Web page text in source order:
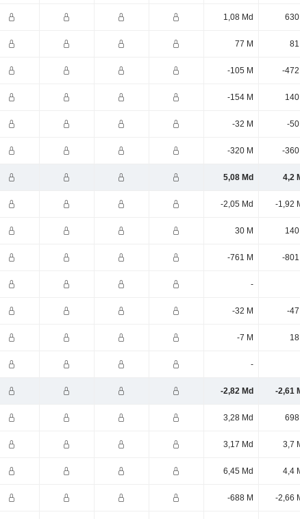
1,08 Md
77 M
-105 M -
-154 M
-32 M -
-320 M -
5,08 Md 4,2
-2,05 Md -1,92
30 M
-761 M -
-
-32 M -
-7 M
-
-2,82 Md -2,61
3,28 Md
3,17 Md 3,7
6,45 Md 4,4
-688 M -2,66